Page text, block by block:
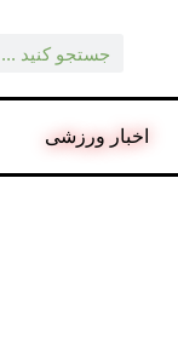
اخبار ورزشی